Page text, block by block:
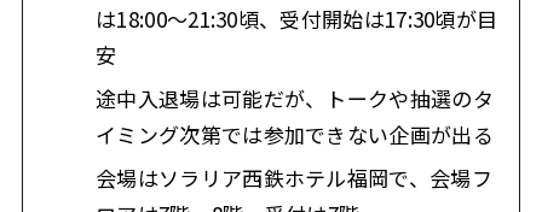
は18:00〜21:30頃、受付開始は17:30頃が目
安
途中入退場は可能だが、トークや抽選のタ
イミング次第では参加できない企画が出る
会場はソラリア西鉄ホテル福岡で、会場フ